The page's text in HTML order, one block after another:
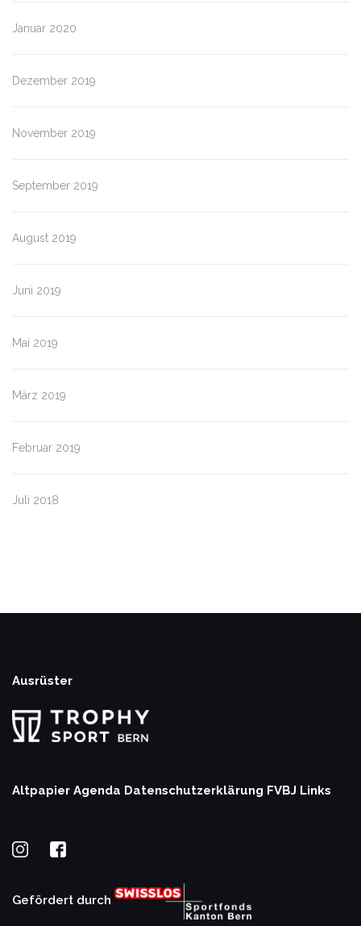
Januar 2020
Dezember 2019
November 2019
September 2019
August 2019
Juni 2019
Mai 2019
März 2019
Februar 2019
Juli 2018
Ausrüster
Altpapier Agenda Datenschutzerklärung FVBJ Links
Gefördert durch